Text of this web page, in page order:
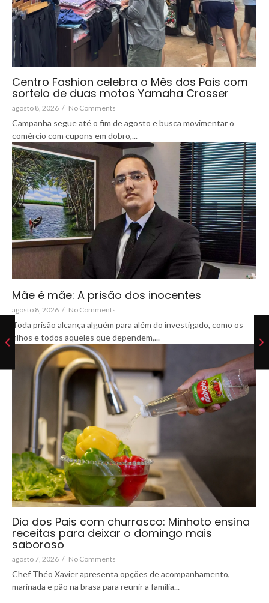
Centro Fashion celebra o Mês dos Pais com
sorteio de duas motos Yamaha Crosser
agosto 8, 2026 / No Comments
Campanha segue até o fim de agosto e busca movimentar o
comércio com cupons em dobro,...
Mãe é mãe: A prisão dos inocentes
agosto 8, 2026 / No Comments
Toda prisão alcança alguém para além do investigado, como os
filhos e todos aqueles que dependem,...
Dia dos Pais com churrasco: Minhoto ensina
receitas para deixar o domingo mais
saboroso
agosto 7, 2026 / No Comments
Chef Théo Xavier apresenta opções de acompanhamento,
marinada e pão na brasa para reunir a família...